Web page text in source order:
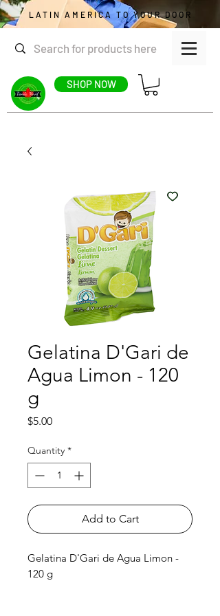
SHOP NOW
LATIN AMERICA TO YOUR DOOR
Gelatina D'Gari de
Agua Limon - 120
g
$5.00Price
Quantity *
Add to Cart
Gelatina D'Gari de Agua Limon -
120 g